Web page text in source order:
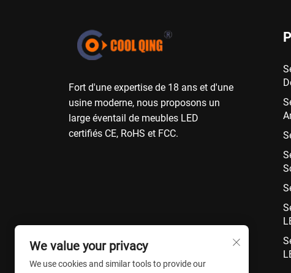
Fort d'une expertise de 18 ans et d'une
usine moderne, nous proposons un
large éventail de meubles LED
certifiés CE, RoHS et FCC.
We value your privacy
We use cookies and similar tools to provide our